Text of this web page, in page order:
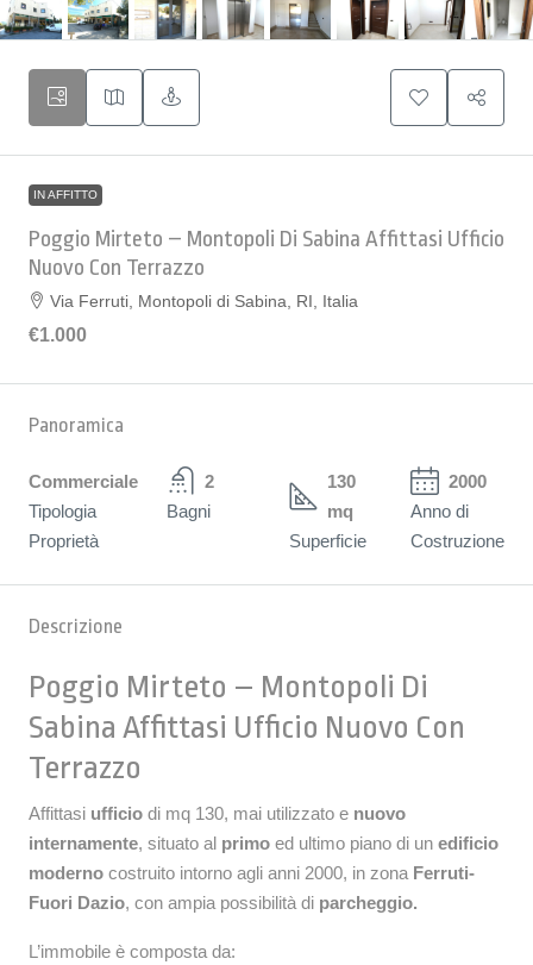
IN AFFITTO
Poggio Mirteto – Montopoli Di Sabina Affittasi Ufficio
Nuovo Con Terrazzo
Via Ferruti, Montopoli di Sabina, RI, Italia
€1.000
Panoramica
Commerciale
Tipologia
Proprietà
2
Bagni
130
mq
Superficie
2000
Anno di
Costruzione
Descrizione
Poggio Mirteto – Montopoli Di
Sabina Affittasi Ufficio Nuovo Con
Terrazzo
Affittasi ufficio di mq 130, mai utilizzato e nuovo
internamente, situato al primo ed ultimo piano di un edificio
moderno costruito intorno agli anni 2000, in zona Ferruti-
Fuori Dazio, con ampia possibilità di parcheggio.
L’immobile è composta da: